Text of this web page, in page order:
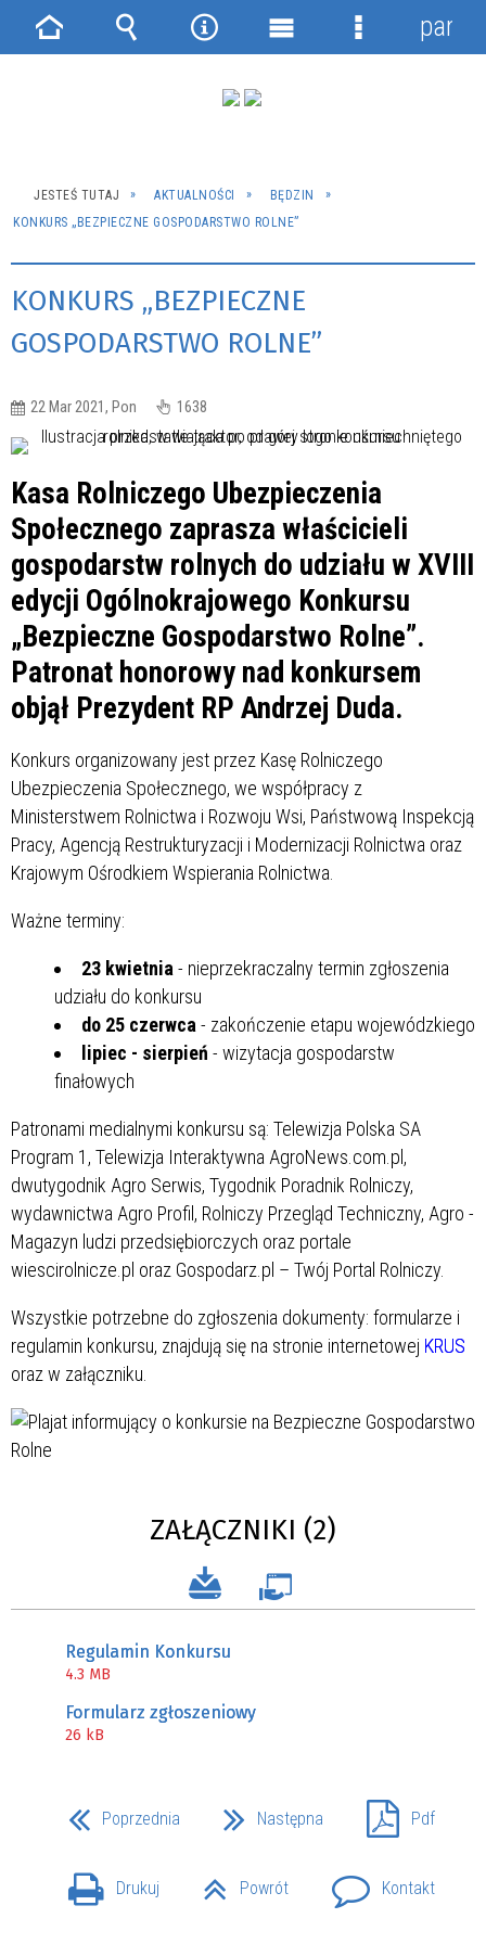
JESTEŚ TUTAJ AKTUALNOŚCI
BĘDZIN
KONKURS „BEZPIECZNE GOSPODARSTWO ROLNE”
KONKURS „BEZPIECZNE
GOSPODARSTWO ROLNE”
22 Mar 2021, Pon 1638
Kasa Rolniczego Ubezpieczenia
Społecznego zaprasza właścicieli
gospodarstw rolnych do udziału w XVIII
edycji Ogólnokrajowego Konkursu
„Bezpieczne Gospodarstwo Rolne”.
Patronat honorowy nad konkursem
objął Prezydent RP Andrzej Duda.
Konkurs organizowany jest przez Kasę Rolniczego
Ubezpieczenia Społecznego, we współpracy z
Ministerstwem Rolnictwa i Rozwoju Wsi, Państwową Inspekcją
Pracy, Agencją Restrukturyzacji i Modernizacji Rolnictwa oraz
Krajowym Ośrodkiem Wspierania Rolnictwa.
Ważne terminy:
23 kwietnia - nieprzekraczalny termin zgłoszenia
udziału do konkursu
do 25 czerwca - zakończenie etapu wojewódzkiego
lipiec - sierpień - wizytacja gospodarstw
finałowych
Patronami medialnymi konkursu są: Telewizja Polska SA
Program 1, Telewizja Interaktywna AgroNews.com.pl,
dwutygodnik Agro Serwis, Tygodnik Poradnik Rolniczy,
wydawnictwa Agro Profil, Rolniczy Przegląd Techniczny, Agro -
Magazyn ludzi przedsiębiorczych oraz portale
wiescirolnicze.pl oraz Gospodarz.pl – Twój Portal Rolniczy.
Wszystkie potrzebne do zgłoszenia dokumenty: formularze i
regulamin konkursu, znajdują się na stronie internetowej KRUS
oraz w załączniku.
ZAŁĄCZNIKI (2)
Regulamin Konkursu
4.3 MB
Formularz zgłoszeniowy
26 kB
Poprzednia Następna Pdf
Drukuj Powrót Kontakt
Strona Wyszukiwarka
NarzędziaMenu
Menu
panel